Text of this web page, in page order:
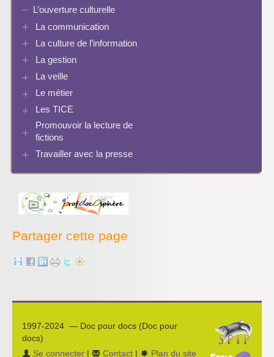
La culture de la participation
Identité / Présence numérique / Traces
Informatique, algorithmes et réalité augmentée
Enseigner Google
Ressources pour penser une didactique
L’ouverture culturelle
La communication
Plaquettes de communication
Présence numérique du CDI
La culture de l’information
Ressources pour penser une didactique
La recherche documentaire
Progression info-documentaire
Evaluation de l’information et bibliographie
Séquences à télécharger
La gestion
Les logiciels documentaires
Bcdi esidoc
La veille
Netvibes
Scoop.it
Le métier
Perspective historique
Pratiques
Les TICE
Archives Audiovisuel et Tice
Promouvoir la lecture de
fictions
Bibliographies
Travailler avec la presse
Enseigner la presse écrite
L’économie des médias
Partager cette page
1997-2024 — Doc pour docs (Doc pour
docs)
Se connecter | Contact | Plan du site